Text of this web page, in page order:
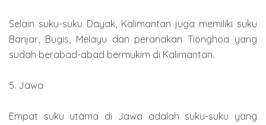
Selain suku-suku Dayak, Kalimantan juga memiliki suku
Banjar, Bugis, Melayu dan peranakan Tionghoa yang
sudah berabad-abad bermukim di Kalimantan.
5. Jawa
Empat suku utama di Jawa adalah suku-suku yang